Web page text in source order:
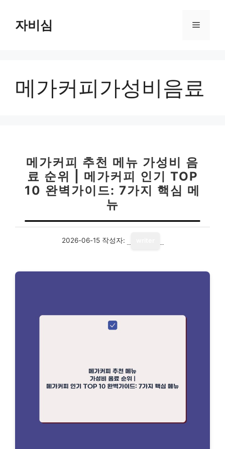
자비심 메
메가커피가성비음료
메가커피 추천 메뉴 가성비 음
료 순위 | 메가커피 인기 TOP
10 완벽가이드: 7가지 핵심 메
뉴
2026-06-15 작성자: